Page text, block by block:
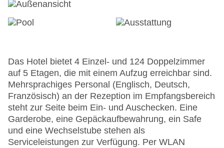
Das Hotel bietet 4 Einzel- und 124 Doppelzimmer
auf 5 Etagen, die mit einem Aufzug erreichbar sind.
Mehrsprachiges Personal (Englisch, Deutsch,
Französisch) an der Rezeption im Empfangsbereich
steht zur Seite beim Ein- und Auschecken. Eine
Garderobe, eine Gepäckaufbewahrung, ein Safe
und eine Wechselstube stehen als
Serviceleistungen zur Verfügung. Per WLAN